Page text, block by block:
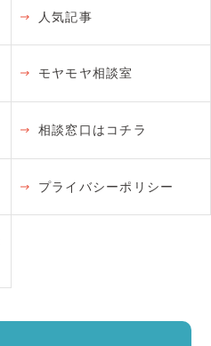
人気記事
モヤモヤ相談室
相談窓口はコチラ
プライバシーポリシー